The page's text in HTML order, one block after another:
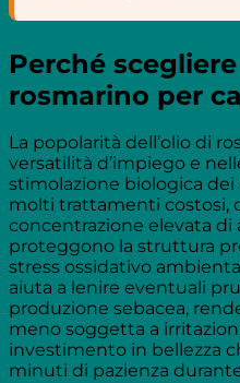
Perché scegliere
rosmarino per
La popolarità dell’olio di
versatilità d’impiego e
stimolazione biologica dei
molti trattamenti costosi,
concentrazione elevata di
proteggono la struttura
stress ossidativo
aiuta a lenire eventuali
produzione sebacea,
meno soggetta a
investimento in bellezza
minuti di pazienza